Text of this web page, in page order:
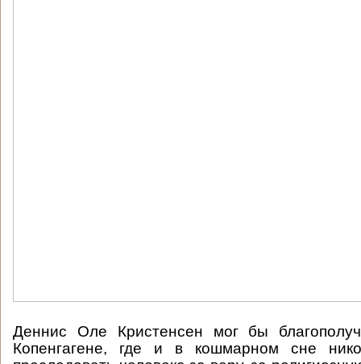
Деннис Оле Кристенсен мог бы
Копенгагене, где и в кошмарном сне